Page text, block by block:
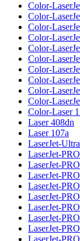
Color-
Color-
Color-
Color-
Color-
Color-
Color-
Color-
Color-
Color-
Color-Laser
Laser 408dn
Laser 107a
LaserJet-
LaserJet-
LaserJet-
LaserJet-
LaserJet-
LaserJet-
LaserJet-
LaserJet-
LaserJet-
LaserJet-